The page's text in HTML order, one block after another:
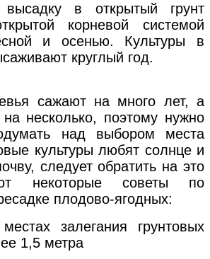
в открытый грунт
корневой системой
и осенью. Культуры в
круглый год.
сажают на много лет, а
несколько, поэтому нужно
над выбором места
культуры любят солнце и
следует обратить на это
некоторые советы по
плодово-ягодных:
залегания грунтовых
1,5 метра